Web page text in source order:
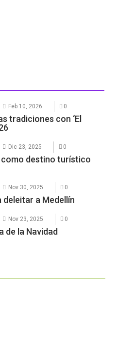
Feb 10, 2026 0
tradiciones con ‘El
Dic 23, 2025 0
destino turístico
Nov 30, 2025 0
a Medellín
Nov 23, 2025 0
de la Navidad